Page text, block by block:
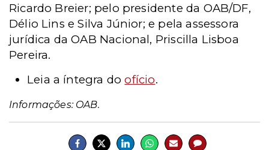
Ricardo Breier; pelo presidente da OAB/DF,
Délio Lins e Silva Júnior; e pela assessora
jurídica da OAB Nacional, Priscilla Lisboa
Pereira.
Leia a íntegra doofício.
Informações: OAB.